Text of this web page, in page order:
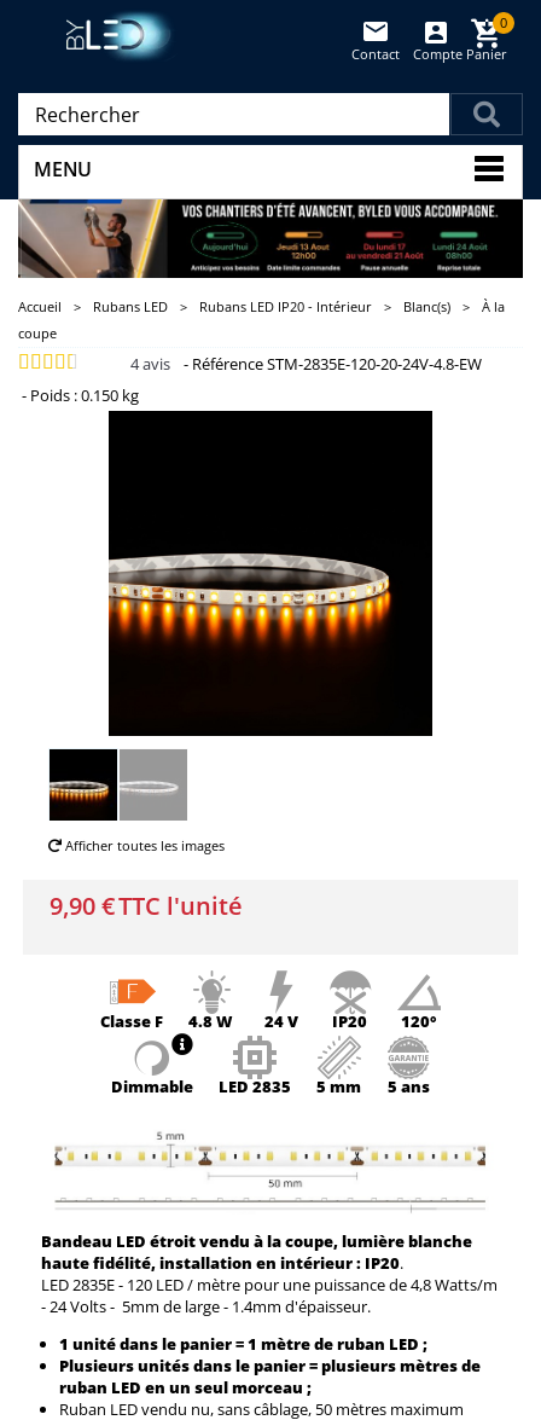
Panier
0
Compte
Contact
MENU
Accueil > Rubans LED > Rubans LED IP20 - Intérieur > Blanc(s) >
À la
coupe
4avis - RéférenceSTM-2835E-120-20-24V-4.8-EW
- Poids :0.150 kg
Afficher toutes les images
9,90 €TTC l'unité
Classe F 4.8 W 24 V IP20 120°
Dimmable LED2835 5 mm 5 ans
Bandeau LED étroit vendu à la coupe, lumière blanche
haute fidélité, installation en intérieur : IP20.
LED 2835E - 120 LED / mètre pour une puissance de 4,8 Watts/m
- 24 Volts - 5mm de large - 1.4mm d'épaisseur.
1 unité dans le panier = 1 mètre de ruban LED ;
Plusieurs unités dans le panier = plusieurs mètres de
ruban LED en un seul morceau ;
Ruban LED vendu nu, sans câblage, 50 mètres maximum